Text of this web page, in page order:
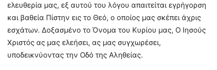
ελευθερία μας, εξ αυτού του λόγου απαιτείται εγρήγορση
και βαθεία Πίστην εις το Θεό, ο οποίος μας σκέπει άχρις
εσχάτων. Δοξασμένο το Όνομα του Κυρίου μας, Ο Ιησούς
Χριστός ας μας ελεήσει, ας μας συγχωρέσει,
υποδεικνύοντας την Οδό της Αληθείας.